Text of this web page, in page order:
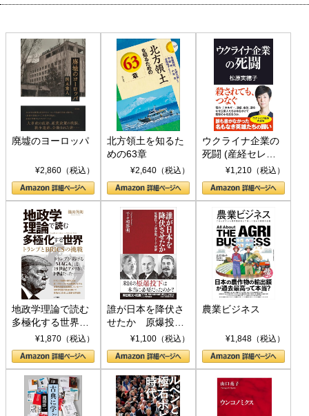
廃墟のヨーロッパ
¥2,860（税込）
北方領土を知るた
めの63章
¥2,640（税込）
ウクライナ企業の
死闘 (産経セレク
ト S 039)¥1,210（税込）
地政学理論で読む
多極化する世界：
トランプとBRICS
の挑戦
¥1,870（税込）
誰が日本を降伏さ
せたか 原爆投
下、ソ連参戦、そ
して聖断 (PHP新
書)
¥1,100（税込）
農業ビジネス
¥1,848（税込）